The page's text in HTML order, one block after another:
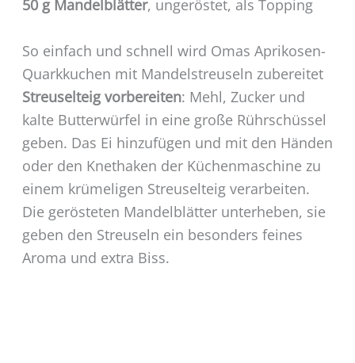
50 g Mandelblätter, ungeröstet, als Topping
So einfach und schnell wird Omas Aprikosen-
Quarkkuchen mit Mandelstreuseln zubereitet
Streuselteig vorbereiten: Mehl, Zucker und
kalte Butterwürfel in eine große Rührschüssel
geben. Das Ei hinzufügen und mit den Händen
oder den Knethaken der Küchenmaschine zu
einem krümeligen Streuselteig verarbeiten.
Die gerösteten Mandelblätter unterheben, sie
geben den Streuseln ein besonders feines
Aroma und extra Biss.